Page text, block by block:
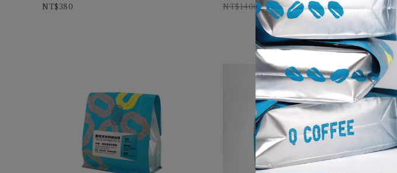
380
1400
380-1260